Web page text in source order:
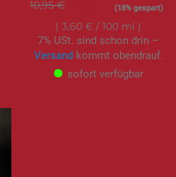
10,95 € Sonderangebot(18% gespart)
3,60 € / 100 ml
7% USt. sind schon drin –
Versandkommt obendrauf.
sofort verfügbar